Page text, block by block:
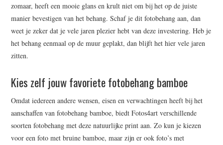
zomaar, heeft een mooie glans en krult niet om bij het op de juiste
manier bevestigen van het behang. Schaf je dit fotobehang aan, dan
weet je zeker dat je vele jaren plezier hebt van deze investering. Heb je
het behang eenmaal op de muur geplakt, dan blijft het hier vele jaren
zitten.
Kies zelf jouw favoriete fotobehang bamboe
Omdat iedereen andere wensen, eisen en verwachtingen heeft bij het
aanschaffen van fotobehang bamboe, biedt Fotos4art verschillende
soorten fotobehang met deze natuurlijke print aan. Zo kun je kiezen
voor een foto met bruine bamboe, maar zijn er ook foto’s met